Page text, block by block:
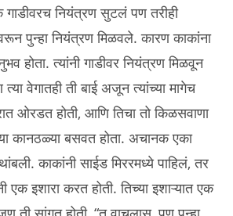
गाडीवरच नियंत्रण सुटलं पण तरीही
पुन्हा नियंत्रण मिळवले. कारण काकांना
होता. त्यांनी गाडीवर नियंत्रण मिळवून
वेगातही ती बाई अजून त्यांच्या मागेच
ओरडत होती, आणि तिचा तो किळसवाणा
कानठळ्या बसवत होता. अचानक एका
काकांनी साईड मिररमध्ये पाहिलं, तर
एक इशारा करत होती. तिच्या इशाऱ्यात एक